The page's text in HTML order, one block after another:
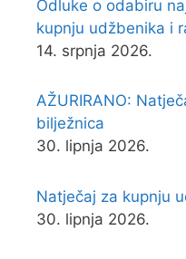
Odluke o odabiru
kupnju udžbenika i
14. srpnja 2026.
AŽURIRANO:
bilježnica
30. lipnja 2026.
Natječaj za kupnju
30. lipnja 2026.